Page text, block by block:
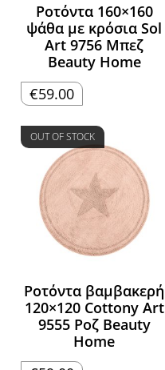
Ροτόντα 160×160
ψάθα με κρόσια Sol
Art 9756 Μπεζ
Beauty Home
€59.00
OUT OF STOCK
Ροτόντα βαμβακερή
120×120 Cottony Art
9555 Ροζ Beauty
Home